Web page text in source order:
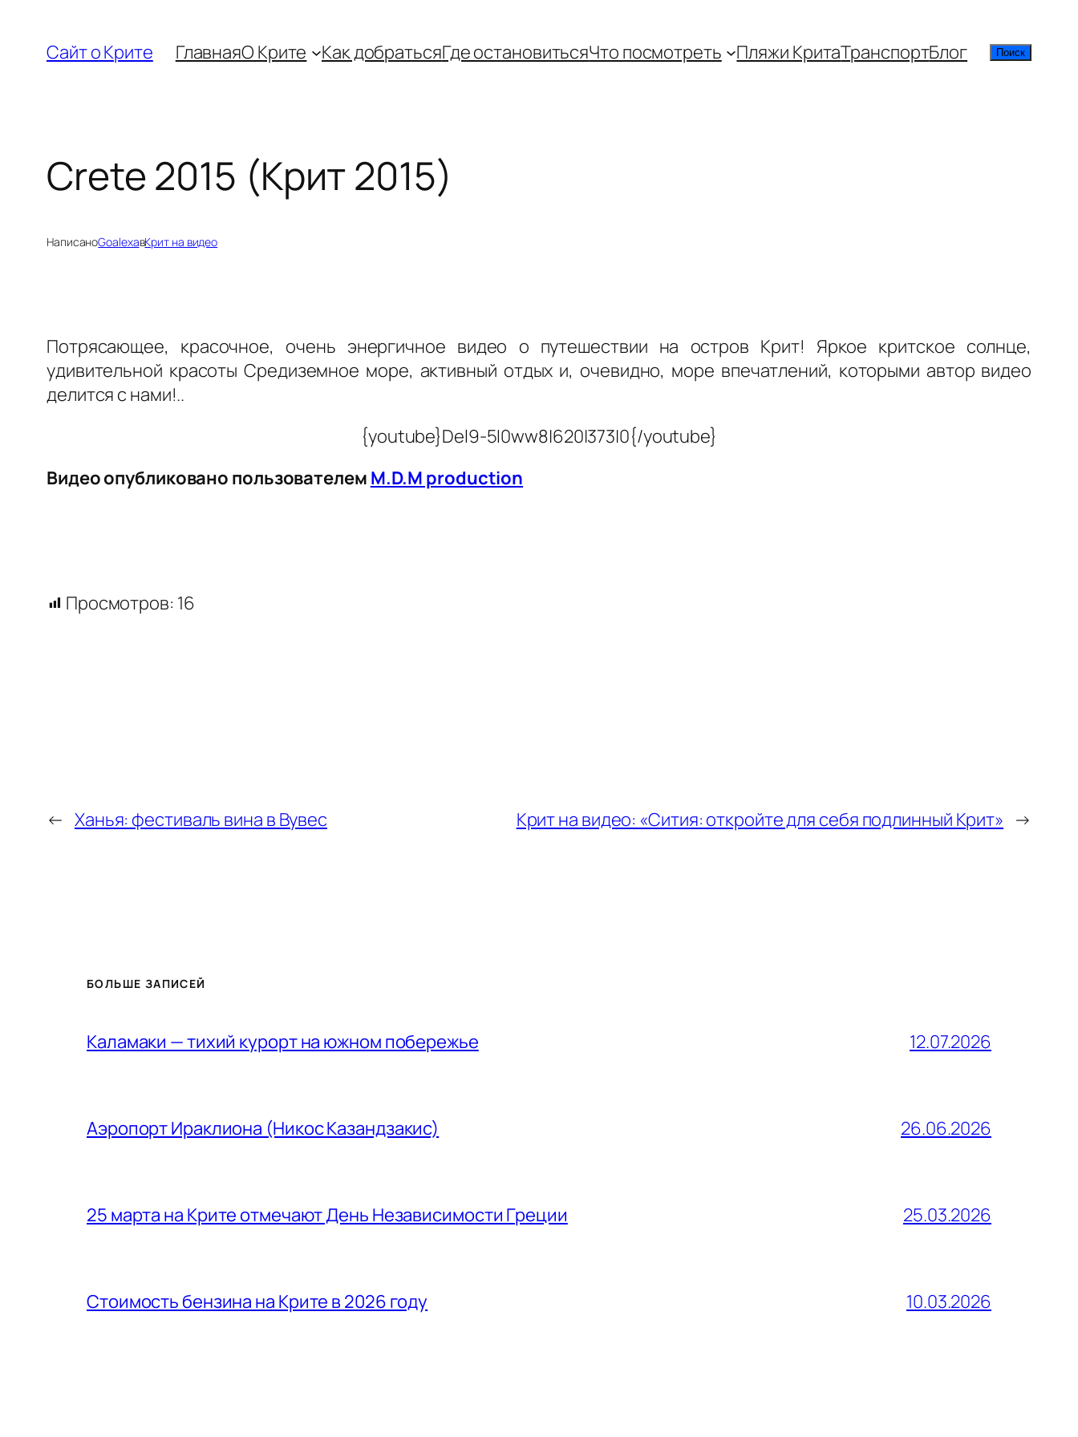
содержимому
Сайт о Крите ГлавнаяО Крите Как добратьсяГде остановитьсяЧто посмотреть Пляжи КритаТранспортБлог Поиск
Поиск
Crete 2015 (Крит 2015)
НаписаноGoalexaвКрит на видео
Потрясающее, красочное, очень энергичное видео о путешествии на остров Крит! Яркое критское солнце,
удивительной красоты Средиземное море, активный отдых и, очевидно, море впечатлений, которыми автор видео
делится с нами!..
{youtube}Del9-5I0ww8|620|373|0{/youtube}
Видео опубликовано пользователем M.D.M production
Просмотров: 16
← Ханья: фестиваль вина в Вувес Крит на видео: «Сития: откройте для себя подлинный Крит» →
БОЛЬШЕ ЗАПИСЕЙ
Каламаки — тихий курорт на южном побережье 12.07.2026
Аэропорт Ираклиона (Никос Казандзакис) 26.06.2026
25 марта на Крите отмечают День Независимости Греции 25.03.2026
Стоимость бензина на Крите в 2026 году 10.03.2026